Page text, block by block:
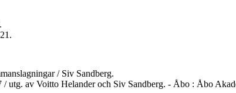
/ Siv Sandberg.
utg. av Voitto Helander och Siv Sandberg. - Åbo : Åbo